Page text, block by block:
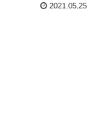
2021.05.25